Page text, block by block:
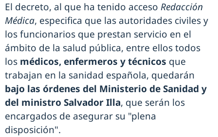
El decreto, al que ha tenido acceso Redacción
Médica, especifica que las autoridades civiles y
los funcionarios que prestan servicio en el
ámbito de la salud pública, entre ellos todos
los médicos, enfermeros y técnicos que
trabajan en la sanidad española, quedarán
bajo las órdenes del Ministerio de Sanidad y
del ministro Salvador Illa, que serán los
encargados de asegurar su "plena
disposición".